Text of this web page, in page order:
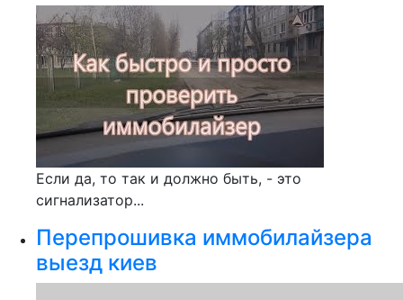
Если да, то так и должно быть, - это
сигнализатор...
Перепрошивка иммобилайзера
выезд киев